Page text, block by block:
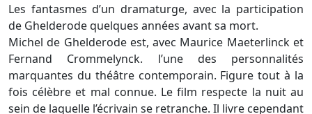
Les fantasmes d’un dramaturge, avec la participation
de Ghelderode quelques années avant sa mort.
Michel de Ghelderode est, avec Maurice Maeterlinck et
Fernand Crommelynck. l’une des personnalités
marquantes du théâtre contemporain. Figure tout à la
fois célèbre et mal connue. Le film respecte la nuit au
sein de laquelle l’écrivain se retranche. Il livre cependant